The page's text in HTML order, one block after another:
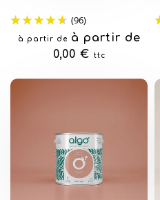
(96)
Prix
habituel
à partir de
à partir de
0,00 €
ttc